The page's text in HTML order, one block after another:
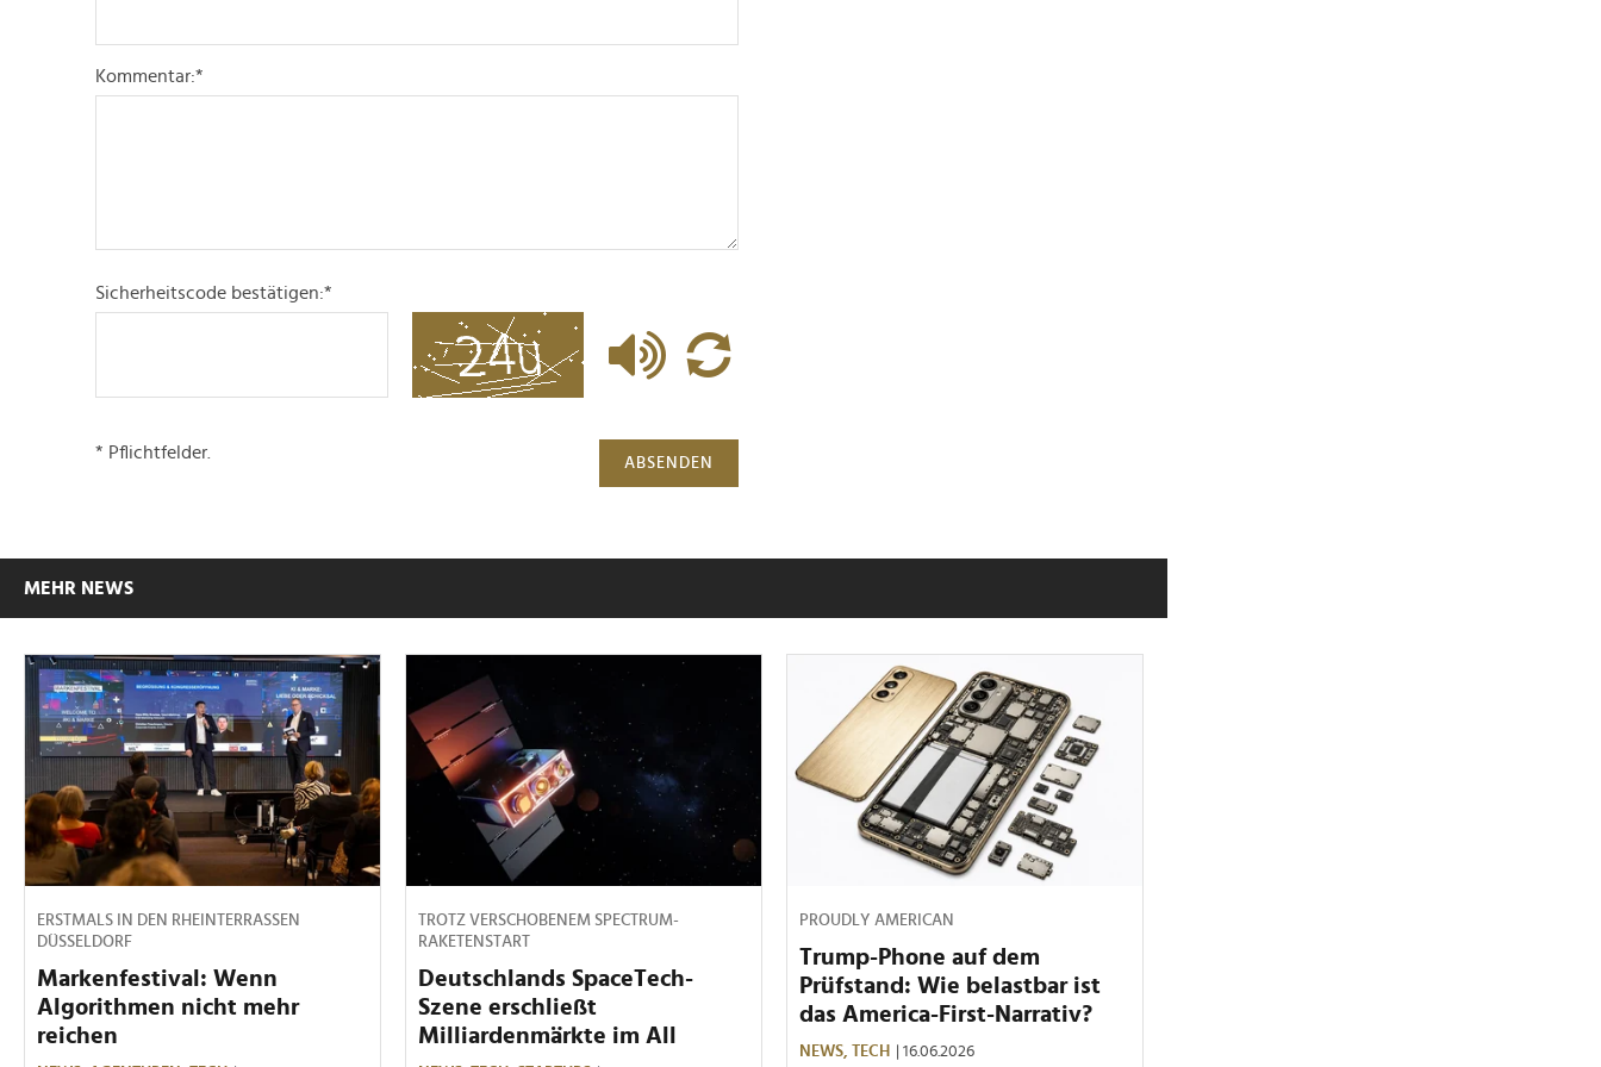
Kommentar:*
Sicherheitscode bestätigen:*
ABSENDEN
* Pflichtfelder.
MEHR NEWS
ERSTMALS IN DEN RHEINTERRASSEN
DÜSSELDORF
Markenfestival: Wenn
Algorithmen nicht mehr
reichen
TROTZ VERSCHOBENEM SPECTRUM-
RAKETENSTART
Deutschlands SpaceTech-
Szene erschließt
Milliardenmärkte im All
PROUDLY AMERICAN
Trump-Phone auf dem
Prüfstand: Wie belastbar ist
das America-First-Narrativ?
NEWS, TECH | 16.06.2026